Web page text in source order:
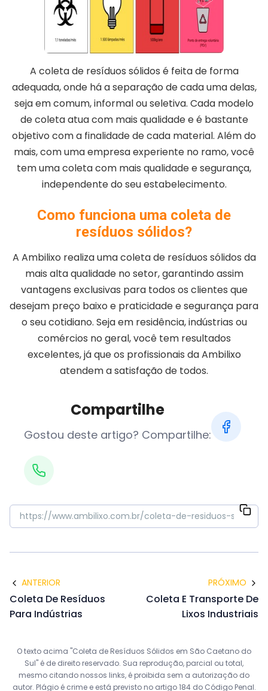
A coleta de resíduos sólidos é feita de forma
adequada, onde há a separação de cada uma delas,
seja em comum, informal ou seletiva. Cada modelo
de coleta atua com mais qualidade e é bastante
objetivo com a finalidade de cada material. Além do
mais, com uma empresa experiente no ramo, você
tem uma coleta com mais qualidade e segurança,
independente do seu estabelecimento.
Como funciona uma coleta de
resíduos sólidos?
A Ambilixo realiza uma coleta de resíduos sólidos da
mais alta qualidade no setor, garantindo assim
vantagens exclusivas para todos os clientes que
desejam preço baixo e praticidade e segurança para
o seu cotidiano. Seja em residência, indústrias ou
comércios no geral, você tem resultados
excelentes, já que os profissionais da Ambilixo
atendem a satisfação de todos.
Compartilhe
Gostou deste artigo? Compartilhe:
ANTERIOR
Coleta De Resíduos
Para Indústrias
PRÓXIMO
Coleta E Transporte De
Lixos Industriais
O texto acima "Coleta de Resíduos Sólidos em São Caetano do
Sul" é de direito reservado. Sua reprodução, parcial ou total,
mesmo citando nossos links, é proibida sem a autorização do
autor. Plágio é crime e está previsto no artigo 184 do Código Penal.